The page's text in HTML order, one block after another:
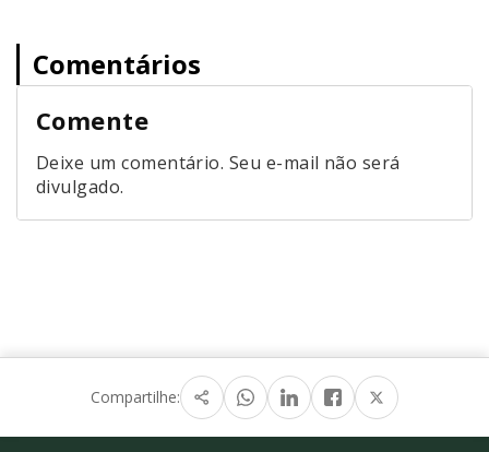
Comentários
Comente
Deixe um comentário. Seu e-mail não será
divulgado.
Compartilhe: